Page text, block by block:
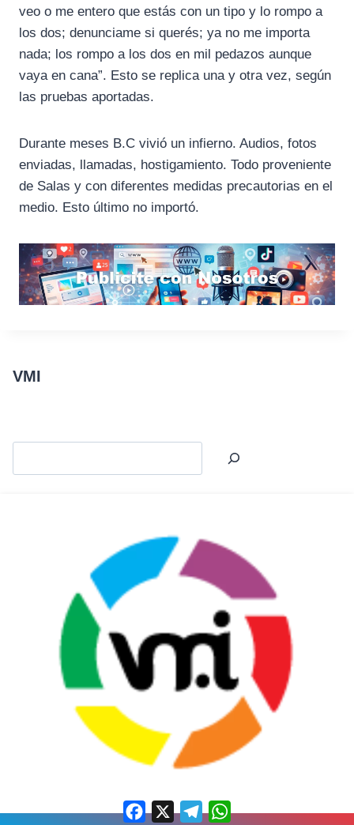
veo o me entero que estás con un tipo y lo rompo a
los dos; denunciame si querés; ya no me importa
nada; los rompo a los dos en mil pedazos aunque
vaya en cana”. Esto se replica una y otra vez, según
las pruebas aportadas.
Durante meses B.C vivió un infierno. Audios, fotos
enviadas, llamadas, hostigamiento. Todo proveniente
de Salas y con diferentes medidas precautorias en el
medio. Esto último no importó.
VMI
Facebook
X Telegram